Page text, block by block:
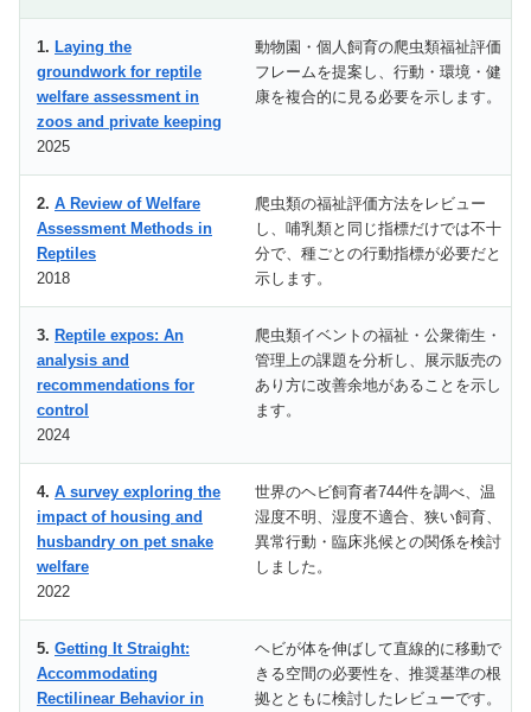
1. Laying the
groundwork for reptile
welfare assessment in
zoos and private keeping
2025
動物園・個人飼育の爬虫類福祉評価
フレームを提案し、行動・環境・健
康を複合的に見る必要を示します。
2. A Review of Welfare
Assessment Methods in
Reptiles
2018
爬虫類の福祉評価方法をレビュー
し、哺乳類と同じ指標だけでは不十
分で、種ごとの行動指標が必要だと
示します。
3. Reptile expos: An
analysis and
recommendations for
control
2024
爬虫類イベントの福祉・公衆衛生・
管理上の課題を分析し、展示販売の
あり方に改善余地があることを示し
ます。
4. A survey exploring the
impact of housing and
husbandry on pet snake
welfare
2022
世界のヘビ飼育者744件を調べ、温
湿度不明、湿度不適合、狭い飼育、
異常行動・臨床兆候との関係を検討
しました。
5. Getting It Straight:
Accommodating
Rectilinear Behavior in
ヘビが体を伸ばして直線的に移動で
きる空間の必要性を、推奨基準の根
拠とともに検討したレビューです。